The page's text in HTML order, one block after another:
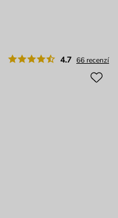
4.7 66 recenzí